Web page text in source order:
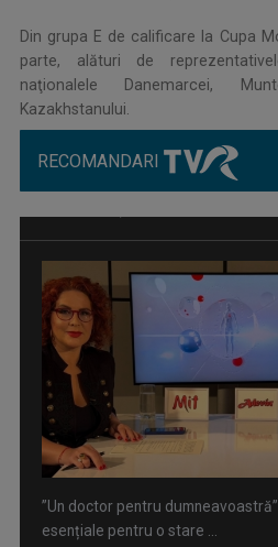
Din grupa E de calificare la Cupa
parte, alături de
naţionalele Danemarcei,
Kazakhstanului.
RECOMANDARI
”Un doctor pentru
esențiale pentru o stare ...